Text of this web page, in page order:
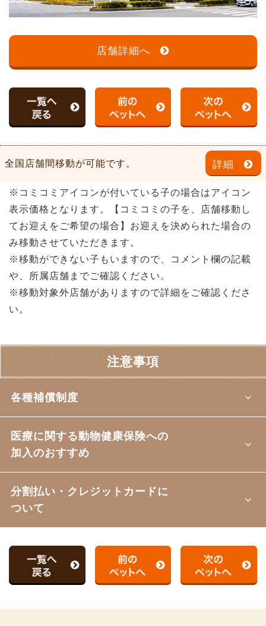
店舗詳細へ
全国店舗間移動が可能です。 詳細
※コミコミアイコンが付いている子の場合はアイコン
表示価格となります。【コミコミの子を、店舗移動し
てお迎えをご希望の場合】お迎えを決められた場合の
み移動させていただきます。
※移動ができない子もいますので、コメント欄の記載
や、所属店舗までご確認ください。
※移動対象外店舗がありますので詳細をご確認くださ
い。
注意事項
各種補償制度
医療に関する動物健康保険への
加入のおすすめ
分割払い・クレジットカードに
ついて